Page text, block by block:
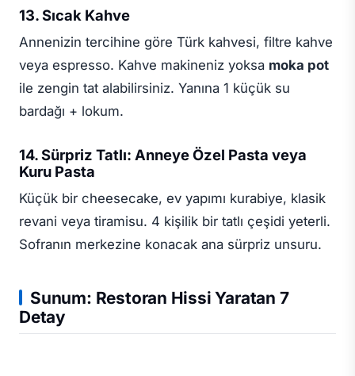
13. Sıcak Kahve
Annenizin tercihine göre Türk kahvesi, filtre kahve
veya espresso. Kahve makineniz yoksa moka pot
ile zengin tat alabilirsiniz. Yanına 1 küçük su
bardağı + lokum.
14. Sürpriz Tatlı: Anneye Özel Pasta veya
Kuru Pasta
Küçük bir cheesecake, ev yapımı kurabiye, klasik
revani veya tiramisu. 4 kişilik bir tatlı çeşidi yeterli.
Sofranın merkezine konacak ana sürpriz unsuru.
Sunum: Restoran Hissi Yaratan 7
Detay